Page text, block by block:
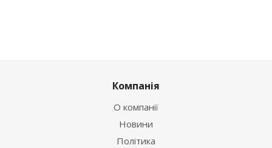
Компанія
О компанії
Новини
Політика